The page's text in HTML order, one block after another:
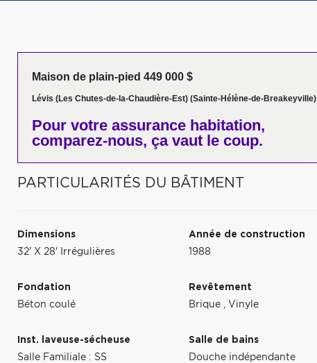
Maison de plain-pied 449 000 $
Lévis (Les Chutes-de-la-Chaudière-Est) (Sainte-Hélène-de-Breakeyville)
Pour votre assurance habitation,
comparez-nous, ça vaut le coup.
PARTICULARITÉS DU BÂTIMENT
Dimensions
32' X 28' Irrégulières
Année de construction
1988
Fondation
Béton coulé
Revêtement
Brique , Vinyle
Inst. laveuse-sécheuse
Salle Familiale : SS
Salle de bains
Douche indépendante